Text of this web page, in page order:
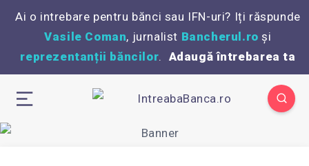
Ai o intrebare pentru bănci sau IFN-uri? Iți răspunde
Vasile Coman, jurnalist Bancherul.ro și
reprezentanții băncilor. Adaugă întrebarea ta